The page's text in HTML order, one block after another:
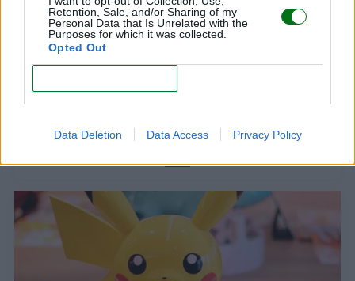
Retention, Sale, and/or Sharing of my
Personal Data that Is Unrelated with the
Purposes for which it was collected.
Opted Out
Data Deletion Data Access Privacy Policy
Dibujos de peces: ¡imprime y colorea!
LEER